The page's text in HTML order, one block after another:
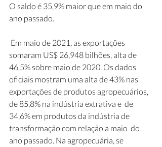
O saldo é 35,9% maior que em maio do
ano passado.
somaram US$ 26,948 bilhões, alta de
46,5% sobre maio de 2020. Os dados
oficiais mostram uma alta de 43% nas
exportações de produtos agropecuários,
de 85,8% na indústria extrativa e  de
34,6% em produtos da indústria de
transformação com relação a maio  do
ano passado. Na agropecuária, se